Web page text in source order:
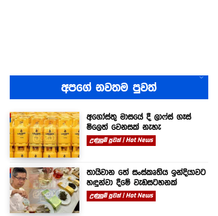
අපගේ නවතම පුවත්
අගෝස්තු මාසයේ දී ලාෆ්ස් ගෑස්
මිලෙත් වෙනසක් නැහැ
උණුසුම් පුවත් | Hot News
තායිවාන තේ සංස්කෘතිය ඉන්දියාවට
හඳුන්වා දීමේ වැඩසටහනක්
උණුසුම් පුවත් | Hot News